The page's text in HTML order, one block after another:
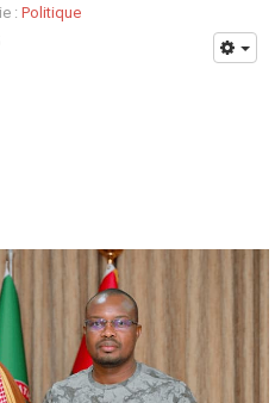
: Politique